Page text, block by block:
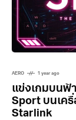
AERO 1 year ago
แข่งเกมบนฟ้
Sport บนเค
Starlink